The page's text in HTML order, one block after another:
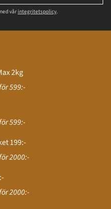
vårintegritetspolicy.
2kg
599:-
599:-
199:-
2000:-
2000:-